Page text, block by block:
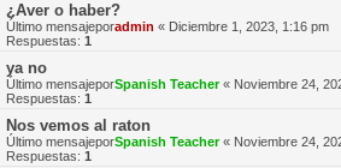
¿Aver o haber?
Último mensajeporadmin « Diciembre 1, 2023, 1:16 pm
Respuestas: 1
ya no
Último mensajeporSpanish Teacher« Noviembre 24,
Respuestas: 1
Nos vemos al raton
Último mensajeporSpanish Teacher« Noviembre 24,
Respuestas: 1